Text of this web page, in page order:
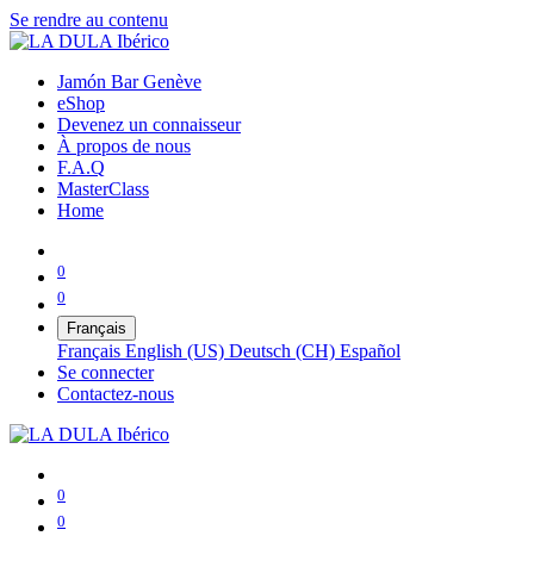
Se rendre au contenu
Jamón Bar Genève
eShop
Devenez un connaisseur
À propos de nous
F.A.Q
MasterClass
Home
0
0
Français
Français English (US) Deutsch (CH) Español
Se connecter
Contactez-nous
0
0